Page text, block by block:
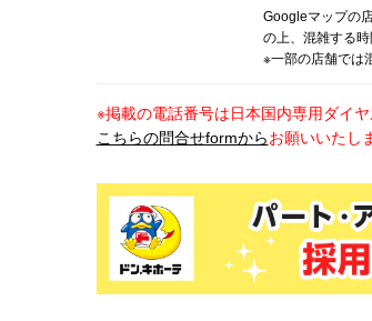
Googleマップの
の上、混雑する時
※一部の店舗では
※掲載の電話番号は日本国内専用ダイ
こちらの問合せformからお願いいたし